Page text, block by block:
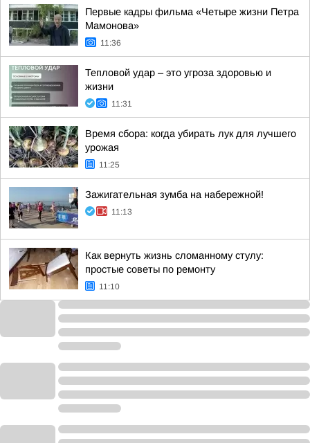
Первые кадры фильма «Четыре жизни Петра
Мамонова»
11:36
Тепловой удар – это угроза здоровью и
жизни
11:31
Время сбора: когда убирать лук для лучшего
урожая
11:25
Зажигательная зумба на набережной!
11:13
Как вернуть жизнь сломанному стулу:
простые советы по ремонту
11:10